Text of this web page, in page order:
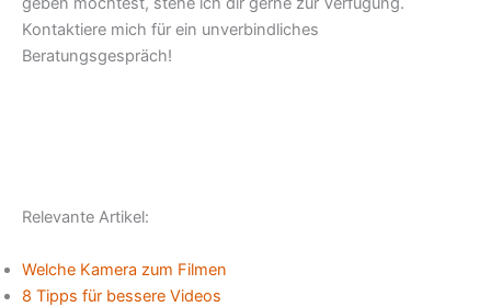
Kontaktiere mich für ein unverbindliches
Beratungsgespräch!
Relevante Artikel:
Welche Kamera zum Filmen
8 Tipps für bessere Videos